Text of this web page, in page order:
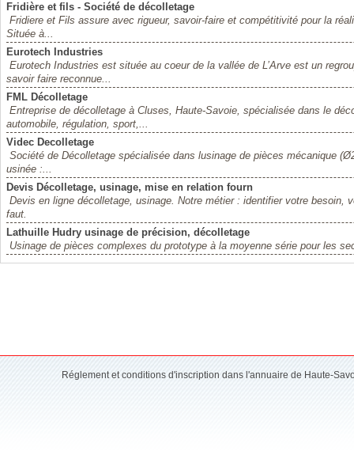
Fridière et fils - Société de décolletage
Fridiere et Fils assure avec rigueur, savoir-faire et compétitivité pour la
Située à...
Eurotech Industries
Eurotech Industries est située au coeur de la vallée de L’Arve est un
savoir faire reconnue...
FML Décolletage
Entreprise de décolletage à Cluses, Haute-Savoie, spécialisée dans le
automobile, régulation, sport,...
Videc Decolletage
Société de Décolletage spécialisée dans lusinage de pièces mécanique
usinée :...
Devis Décolletage, usinage, mise en relation fourn
Devis en ligne décolletage, usinage. Notre métier : identifier votre besoin,
faut.
Lathuille Hudry usinage de précision, décolletage
Usinage de pièces complexes du prototype à la moyenne série pour les
Réglement et conditions d'inscription dans l'annuaire de Haute-